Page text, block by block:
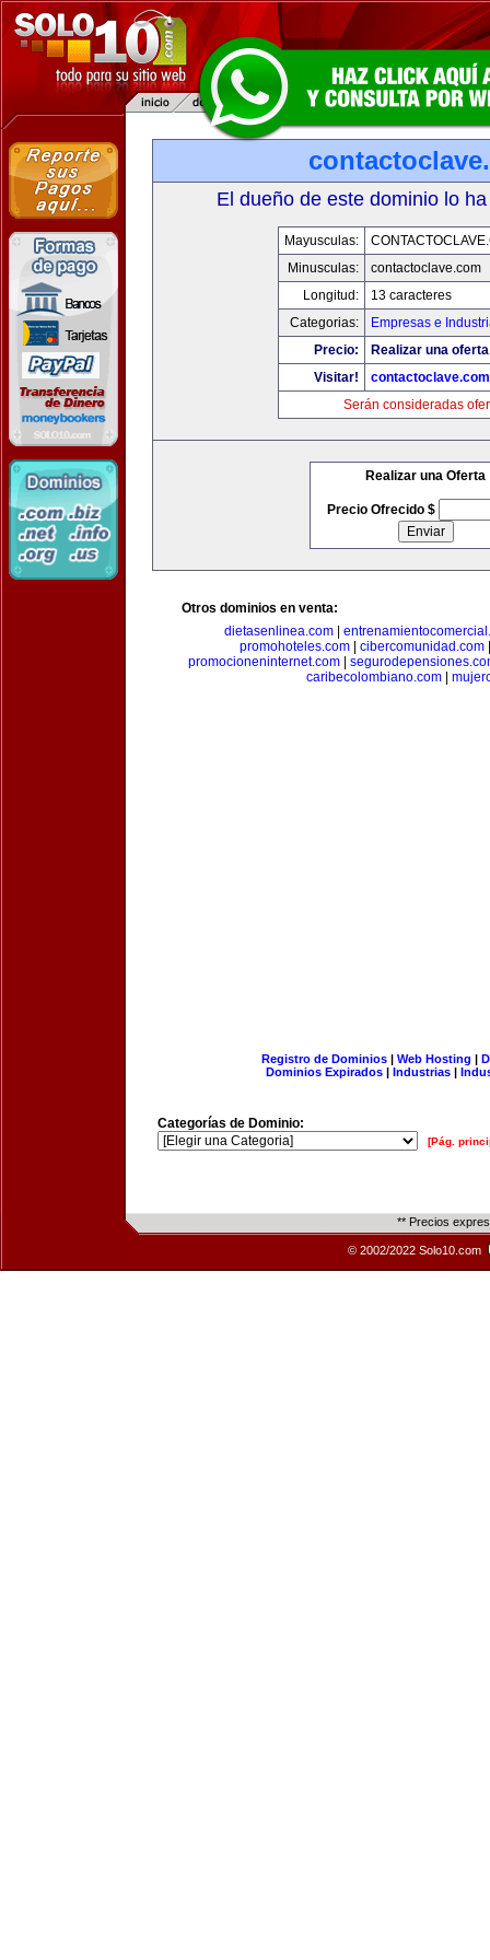
El dueño de este dominio lo
Mayusculas:
Minusculas:
contactoclave.com
Longitud:
13 caracteres
Categorias:
Empresas e
Precio:
Realizar una
Visitar!
contactoclave.com
Serán consideradas
Realizar una Oferta
Precio Ofrecido $
Otros dominios en venta:
dietasenlinea.com|
promohoteles.com
cibercomunidad.com
promocioneninternet.com|
caribecolombiano.com|
Registro de Dominios| Web Hosting |
Dominios Expirados | Industrias |
Categorías de Dominio:
[Pág.
** Precios
© 2002/2022 Solo10.com